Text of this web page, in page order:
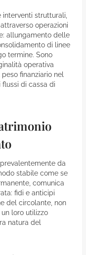
interventi strutturali,
operazioni
allungamento delle
di linee
termine. Sono
operativa
finanziario nel
di cassa di
da
stabile come se
comunica
fidi e anticipi
del circolante, non
loro utilizzo
natura del